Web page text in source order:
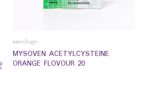
ဆေးဝါးများ
MYSOVEN ACETYLCYSTEINE
ORANGE FLOVOUR 20